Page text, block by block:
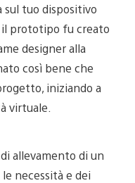
tuo dispositivo
il prototipo fu creato
designer alla
così bene che
iniziando a
virtuale.
allevamento di un
necessità e dei